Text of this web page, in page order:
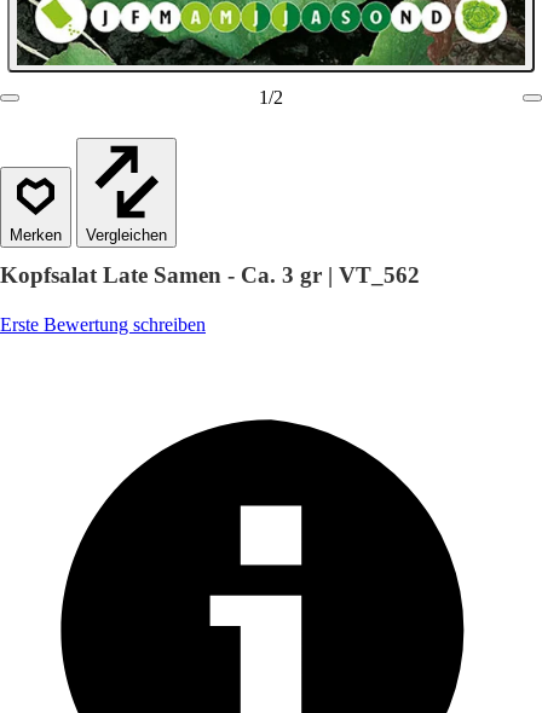
1/2
Vergleichen
Kopfsalat Late Samen - Ca. 3 gr | VT_562
Erste Bewertung schreiben